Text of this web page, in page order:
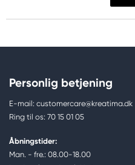
Personlig betjening
E-mail: customercare@kreatima.dk
Ring til os: 70 15 01 05
Åbningstider:
Man. - fre.: 08.00-18.00